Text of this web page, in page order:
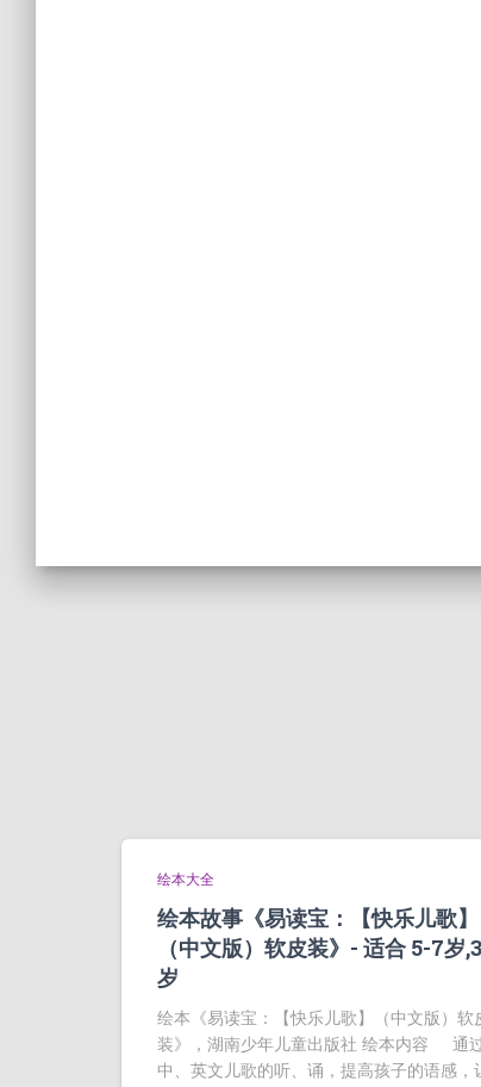
绘本大全
绘本故事《易读宝：【快乐儿歌】
（中文版）软皮装》- 适合 5-7岁
岁
绘本《易读宝：【快乐儿歌】（中文版）软
装》，湖南少年儿童出版社 绘本内容 通
中、英文儿歌的听、诵，提高孩子的语感，